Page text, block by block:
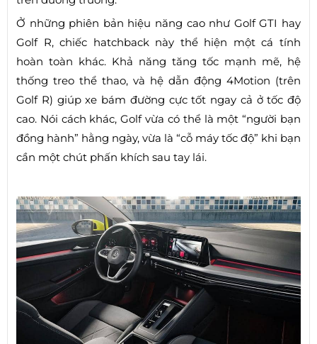
Ở những phiên bản hiệu năng cao như Golf GTI hay
Golf R, chiếc hatchback này thể hiện một cá tính
hoàn toàn khác. Khả năng tăng tốc mạnh mẽ, hệ
thống treo thể thao, và hệ dẫn động 4Motion (trên
Golf R) giúp xe bám đường cực tốt ngay cả ở tốc độ
cao. Nói cách khác, Golf vừa có thể là một “người bạn
đồng hành” hằng ngày, vừa là “cỗ máy tốc độ” khi bạn
cần một chút phấn khích sau tay lái.